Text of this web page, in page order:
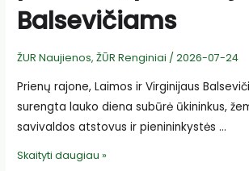
Balsevičiams
ŽUR Naujienos,ŽŪR Renginiai /2026-07-24
Prienų rajone, Laimos ir Virginijaus
surengta lauko diena subūrė ūkininkus,
savivaldos atstovus ir pienininkystės …
ŽŪR
Skaityti daugiau »